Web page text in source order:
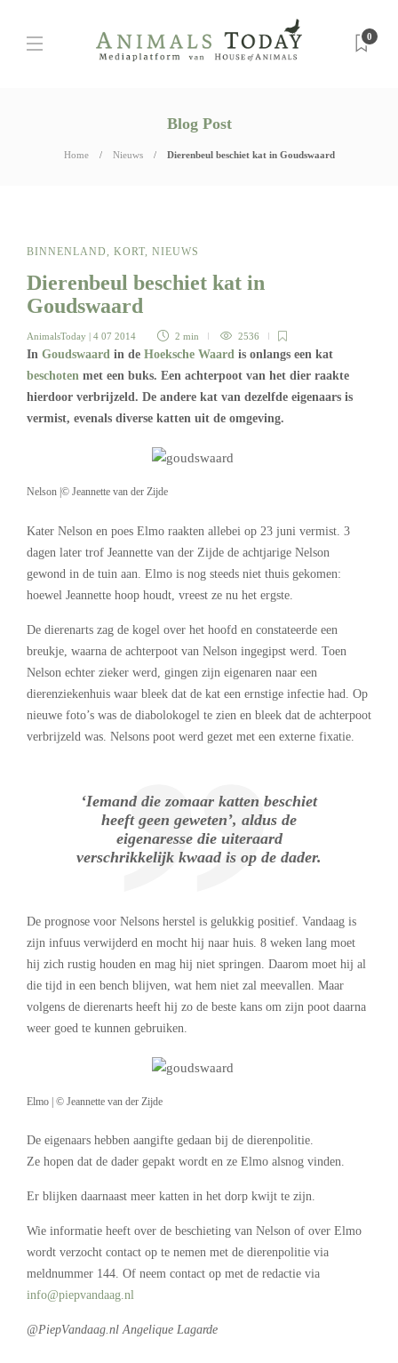
0
Blog Post
Home Nieuws Dierenbeul beschiet kat in Goudswaard
BINNENLAND, KORT, NIEUWS
Dierenbeul beschiet kat in
Goudswaard
AnimalsToday | 4 07 2014 2 min 2536
In Goudswaard in de Hoeksche Waard is onlangs een kat
beschoten met een buks. Een achterpoot van het dier raakte
hierdoor verbrijzeld. De andere kat van dezelfde eigenaars is
vermist, evenals diverse katten uit de omgeving.
Nelson |© Jeannette van der Zijde
Kater Nelson en poes Elmo raakten allebei op 23 juni vermist. 3
dagen later trof Jeannette van der Zijde de achtjarige Nelson
gewond in de tuin aan. Elmo is nog steeds niet thuis gekomen:
hoewel Jeannette hoop houdt, vreest ze nu het ergste.
De dierenarts zag de kogel over het hoofd en constateerde een
breukje, waarna de achterpoot van Nelson ingegipst werd. Toen
Nelson echter zieker werd, gingen zijn eigenaren naar een
dierenziekenhuis waar bleek dat de kat een ernstige infectie had. Op
nieuwe foto’s was de diabolokogel te zien en bleek dat de achterpoot
verbrijzeld was. Nelsons poot werd gezet met een externe fixatie.
‘Iemand die zomaar katten beschiet
heeft geen geweten’, aldus de
eigenaresse die uiteraard
verschrikkelijk kwaad is op de dader.
De prognose voor Nelsons herstel is gelukkig positief. Vandaag is
zijn infuus verwijderd en mocht hij naar huis. 8 weken lang moet
hij zich rustig houden en mag hij niet springen. Daarom moet hij al
die tijd in een bench blijven, wat hem niet zal meevallen. Maar
volgens de dierenarts heeft hij zo de beste kans om zijn poot daarna
weer goed te kunnen gebruiken.
Elmo | © Jeannette van der Zijde
De eigenaars hebben aangifte gedaan bij de dierenpolitie.
Ze hopen dat de dader gepakt wordt en ze Elmo alsnog vinden.
Er blijken daarnaast meer katten in het dorp kwijt te zijn.
Wie informatie heeft over de beschieting van Nelson of over Elmo
wordt verzocht contact op te nemen met de dierenpolitie via
meldnummer 144. Of neem contact op met de redactie via
info@piepvandaag.nl
@PiepVandaag.nl Angelique Lagarde